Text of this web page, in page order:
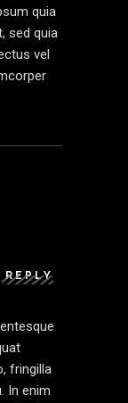
quia
sed quia
vel
REPLY
fringilla
In enim